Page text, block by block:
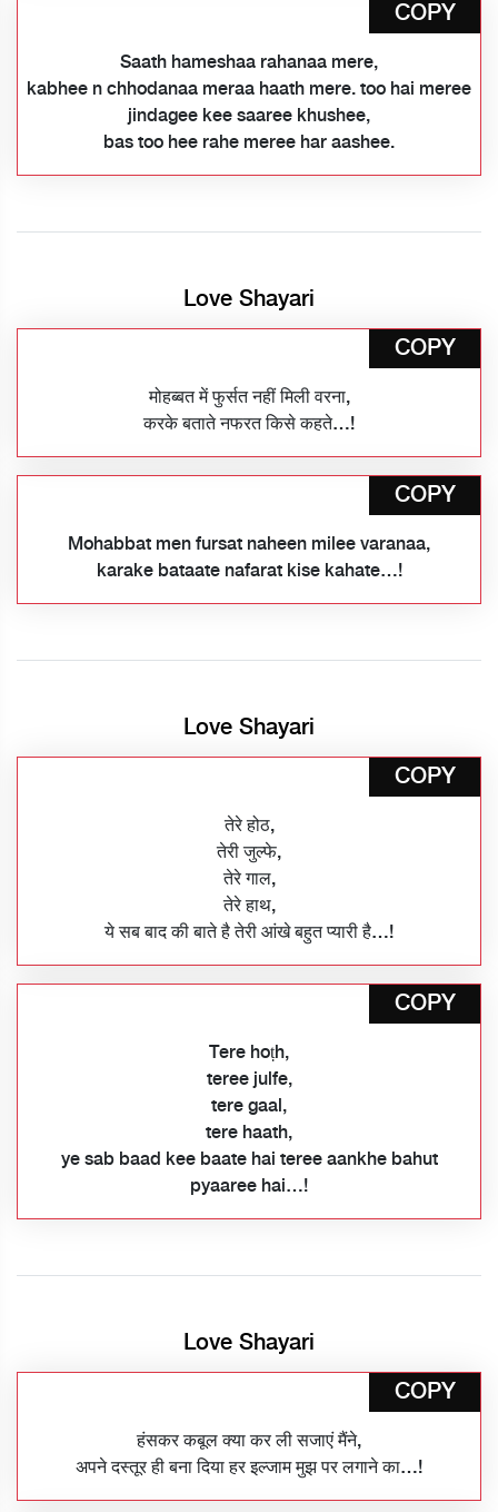
COPY
Saath hameshaa rahanaa mere,
kabhee n chhodanaa meraa haath mere. too hai meree
jindagee kee saaree khushee,
bas too hee rahe meree har aashee.
Love Shayari
COPY
मोहब्बत में फुर्सत नहीं मिली वरना,
करके बताते नफरत किसे कहते…!
COPY
Mohabbat men fursat naheen milee varanaa,
karake bataate nafarat kise kahate…!
Love Shayari
COPY
तेरे होठ,
तेरी जुल्फे,
तेरे गाल,
तेरे हाथ,
ये सब बाद की बाते है तेरी आंखे बहुत प्यारी है…!
COPY
Tere hoṭh,
teree julfe,
tere gaal,
tere haath,
ye sab baad kee baate hai teree aankhe bahut
pyaaree hai…!
Love Shayari
COPY
हंसकर कबूल क्या कर ली सजाएं मैंने,
अपने दस्तूर ही बना दिया हर इल्जाम मुझ पर लगाने का…!